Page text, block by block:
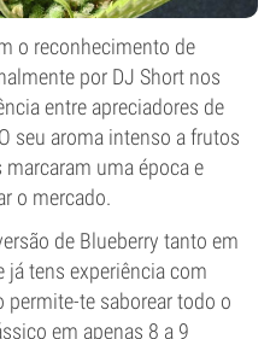
o reconhecimento de
por DJ Short nos
entre apreciadores de
seu aroma intenso a frutos
uma época e
o mercado.
de Blueberry tanto em
já tens experiência com
permite-te saborear todo o
em apenas 8 a 9